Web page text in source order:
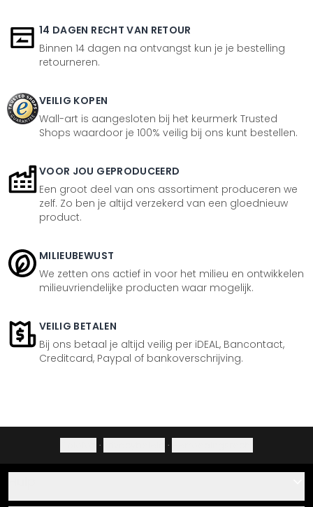
14 DAGEN RECHT VAN RETOUR
Binnen 14 dagen na ontvangst kun je je bestelling
retourneren.
VEILIG KOPEN
Wall-art is aangesloten bij het keurmerk Trusted
Shops waardoor je 100% veilig bij ons kunt bestellen.
VOOR JOU GEPRODUCEERD
Een groot deel van ons assortiment produceren we
zelf. Zo ben je altijd verzekerd van een gloednieuw
product.
MILIEUBEWUST
We zetten ons actief in voor het milieu en ontwikkelen
milieuvriendelijke producten waar mogelijk.
VEILIG BETALEN
Bij ons betaal je altijd veilig per iDEAL, Bancontact,
Creditcard, Paypal of bankoverschrijving.
· ·